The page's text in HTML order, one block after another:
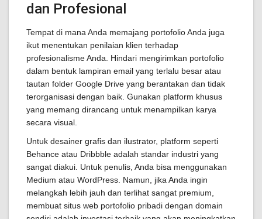
dan Profesional
Tempat di mana Anda memajang portofolio Anda juga
ikut menentukan penilaian klien terhadap
profesionalisme Anda. Hindari mengirimkan portofolio
dalam bentuk lampiran email yang terlalu besar atau
tautan folder Google Drive yang berantakan dan tidak
terorganisasi dengan baik. Gunakan platform khusus
yang memang dirancang untuk menampilkan karya
secara visual.
Untuk desainer grafis dan ilustrator, platform seperti
Behance atau Dribbble adalah standar industri yang
sangat diakui. Untuk penulis, Anda bisa menggunakan
Medium atau WordPress. Namun, jika Anda ingin
melangkah lebih jauh dan terlihat sangat premium,
membuat situs web portofolio pribadi dengan domain